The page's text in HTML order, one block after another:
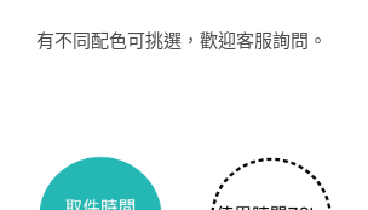
有不同配色可挑選，歡迎客服詢問。